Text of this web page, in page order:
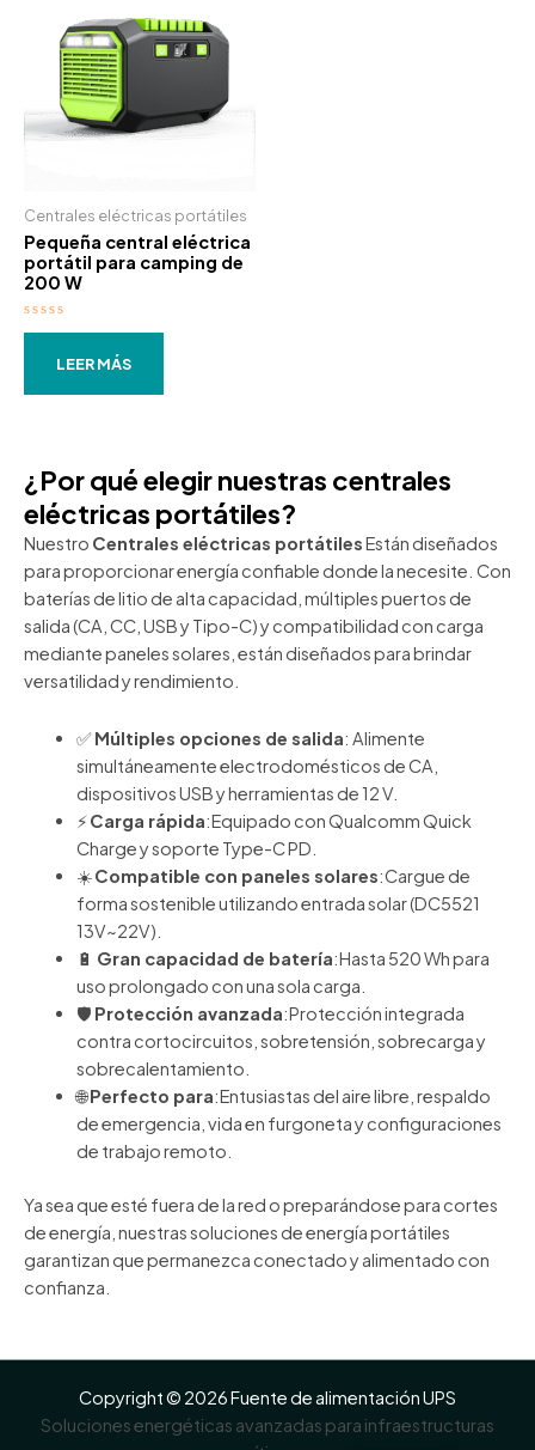
Centrales eléctricas portátiles
Pequeña central eléctrica
portátil para camping de
200 W
Valorado
LEER MÁS
¿Por qué elegir nuestras centrales
eléctricas portátiles?
Nuestro Centrales eléctricas portátilesEstán diseñados
para proporcionar energía confiable donde la necesite. Con
baterías de litio de alta capacidad, múltiples puertos de
salida (CA, CC, USB y Tipo-C) y compatibilidad con carga
mediante paneles solares, están diseñados para brindar
versatilidad y rendimiento.
✅Múltiples opciones de salida: Alimente
simultáneamente electrodomésticos de CA,
dispositivos USB y herramientas de 12 V.
⚡Carga rápida:Equipado con Qualcomm Quick
Charge y soporte Type-C PD.
☀️Compatible con paneles solares:Cargue de
forma sostenible utilizando entrada solar (DC5521
13V~22V).
🔋 Gran capacidad de batería:Hasta 520 Wh para
uso prolongado con una sola carga.
🛡️ Protección avanzada:Protección integrada
contra cortocircuitos, sobretensión, sobrecarga y
sobrecalentamiento.
🌐Perfecto para:Entusiastas del aire libre, respaldo
de emergencia, vida en furgoneta y configuraciones
de trabajo remoto.
Ya sea que esté fuera de la red o preparándose para cortes
de energía, nuestras soluciones de energía portátiles
garantizan que permanezca conectado y alimentado con
confianza.
Copyright © 2026 Fuente de alimentación UPS
Soluciones energéticas avanzadas para infraestructuras